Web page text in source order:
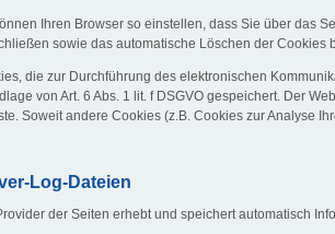
Ihren Browser so einstellen, dass Sie über das
sowie das automatische Löschen der Cookies
die zur Durchführung des elektronischen
von Art. 6 Abs. 1 lit. f DSGVO gespeichert. Der
Soweit andere Cookies (z.B. Cookies zur Analyse
Log-Dateien
der Seiten erhebt und speichert automatisch